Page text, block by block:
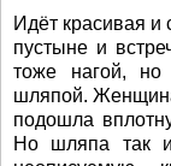
Идёт красивая
пустыне и
тоже нагой, но
шляпой.
подошла
Но шляпа так